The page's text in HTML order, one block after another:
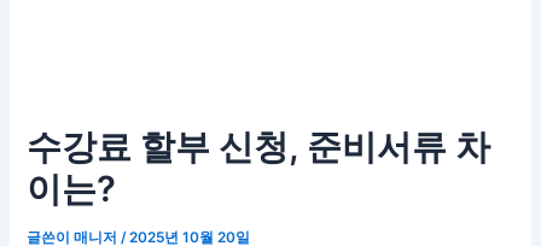
수강료 할부 신청, 준비서류 차
이는?
글쓴이매니저 /2025년 10월 20일